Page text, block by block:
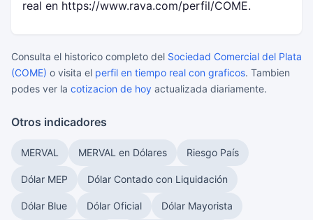
real en https://www.rava.com/perfil/COME.
Consulta el historico completo del Sociedad Comercial del Plata
(COME) o visita el perfil en tiempo real con graficos. Tambien
podes ver la cotizacion de hoy actualizada diariamente.
Otros indicadores
MERVAL MERVAL en Dólares Riesgo País
Dólar MEP Dólar Contado con Liquidación
Dólar Blue Dólar Oficial Dólar Mayorista